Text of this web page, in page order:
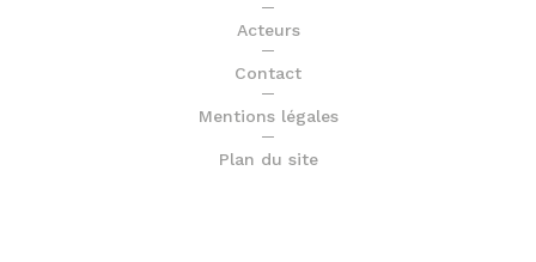
Acteurs
Contact
Mentions légales
Plan du site